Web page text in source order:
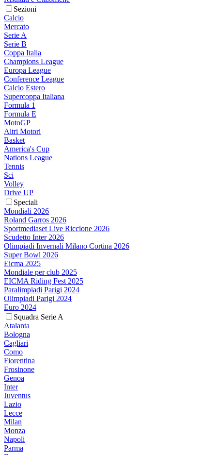
Sezioni
Calcio
Mercato
Serie A
Serie B
Coppa Italia
Champions League
Europa League
Conference League
Calcio Estero
Supercoppa Italiana
Formula 1
Formula E
MotoGP
Altri Motori
Basket
America's Cup
Nations League
Tennis
Sci
Volley
Drive UP
Speciali
Mondiali 2026
Roland Garros 2026
Sportmediaset Live Riccione 2026
Scudetto Inter 2026
Olimpiadi Invernali Milano Cortina 2026
Super Bowl 2026
Eicma 2025
Mondiale per club 2025
EICMA Riding Fest 2025
Paralimpiadi Parigi 2024
Olimpiadi Parigi 2024
Euro 2024
Squadra Serie A
Atalanta
Bologna
Cagliari
Como
Fiorentina
Frosinone
Genoa
Inter
Juventus
Lazio
Lecce
Milan
Monza
Napoli
Parma